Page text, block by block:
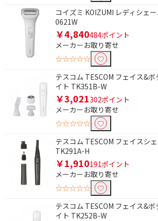
コイズミ KOIZUMI レディシェ
0621W
￥4,840484ポイント
メーカーお取り寄せ
☆☆☆☆☆
テスコム TESCOM フェイス&
イト TK351B-W
￥3,021302ポイント
メーカーお取り寄せ
☆☆☆☆☆
テスコム TESCOM フェイスシ
TK291A-H
￥1,910191ポイント
メーカーお取り寄せ
☆☆☆☆☆
テスコム TESCOM フェイス&
イト TK252B-W
条件で絞り込む
フリーワードで絞り込む
除外する
除外する にチェックを入れると、指定
を除外して検索します。